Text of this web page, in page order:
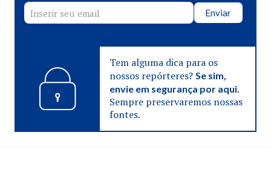
Enviar
Tem alguma dica para os
nossos repórteres? Se sim,
envie em segurança por aqui.
Sempre preservaremos nossas
fontes.